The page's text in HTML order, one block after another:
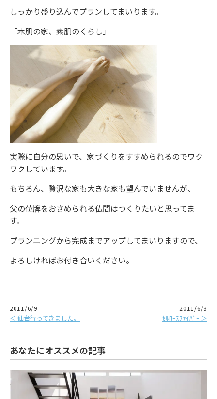
しっかり盛り込んでプランしてまいります。
「木肌の家、素肌のくらし」
実際に自分の思いで、家づくりをすすめられるのでワク
ワクしています。
もちろん、贅沢な家も大きな家も望んでいませんが、
父の位牌をおさめられる仏間はつくりたいと思ってま
す。
プランニングから完成までアップしてまいりますので、
よろしければお付き合いください。
2011/6/9
＜ 仙台行ってきました。
2011/6/3
ｾﾙﾛｰｽﾌｧｲﾊﾞｰ ＞
あなたにオススメの記事